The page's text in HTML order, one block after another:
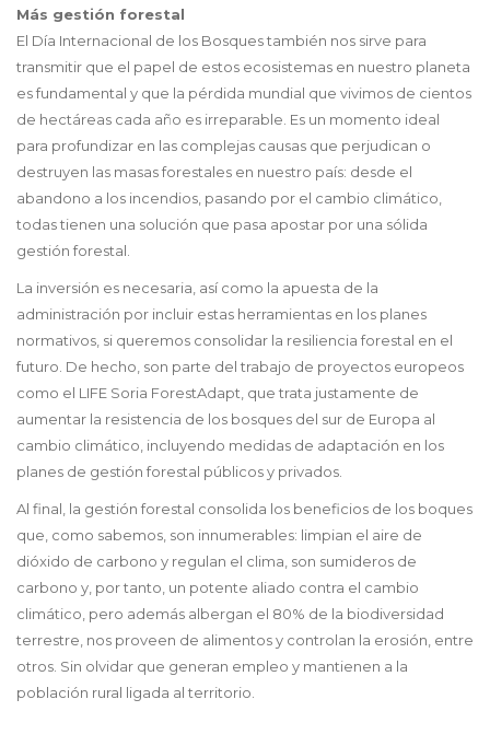
Más gestión forestal
El Día Internacional de los Bosques también nos sirve para
transmitir que el papel de estos ecosistemas en nuestro planeta
es fundamental y que la pérdida mundial que vivimos de cientos
de hectáreas cada año es irreparable. Es un momento ideal
para profundizar en las complejas causas que perjudican o
destruyen las masas forestales en nuestro país: desde el
abandono a los incendios, pasando por el cambio climático,
todas tienen una solución que pasa apostar por una sólida
gestión forestal.
La inversión es necesaria, así como la apuesta de la
administración por incluir estas herramientas en los planes
normativos, si queremos consolidar la resiliencia forestal en el
futuro. De hecho, son parte del trabajo de proyectos europeos
como el LIFE Soria ForestAdapt, que trata justamente de
aumentar la resistencia de los bosques del sur de Europa al
cambio climático, incluyendo medidas de adaptación en los
planes de gestión forestal públicos y privados.
Al final, la gestión forestal consolida los beneficios de los boques
que, como sabemos, son innumerables: limpian el aire de
dióxido de carbono y regulan el clima, son sumideros de
carbono y, por tanto, un potente aliado contra el cambio
climático, pero además albergan el 80% de la biodiversidad
terrestre, nos proveen de alimentos y controlan la erosión, entre
otros. Sin olvidar que generan empleo y mantienen a la
población rural ligada al territorio.